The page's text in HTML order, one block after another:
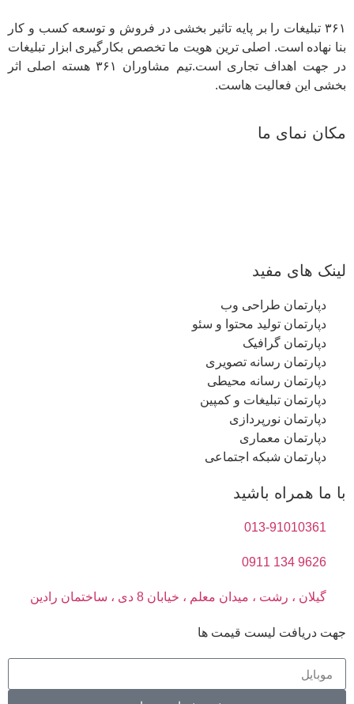
۳۶۱ تبلیغات را بر پایه تاثیر بخشی در فروش و توسعه کسب و کار
بنا نهاده است. اصلی ترین هویت ما تخصص بکارگیری ابزار تبلیغات
در جهت اهداف تجاری است.تیم مشاوران ۳۶۱ هسته اصلی اثر
بخشی این فعالیت هاست.
مکان نمای ما
لینک های مفید
دپارتمان طراحی وب
دپارتمان تولید محتوا و سئو
دپارتمان گرافیک
دپارتمان رسانه تصویری
دپارتمان رسانه محیطی
دپارتمان تبلیغات و کمپین
دپارتمان نورپردازی
دپارتمان معماری
دپارتمان شبکه اجتماعی
با ما همراه باشید
013-91010361
9626 134 0911
گیلان ، رشت ، میدان معلم ، خیابان 8 دی ، ساختمان رادین
جهت دریافت لیست قیمت ها